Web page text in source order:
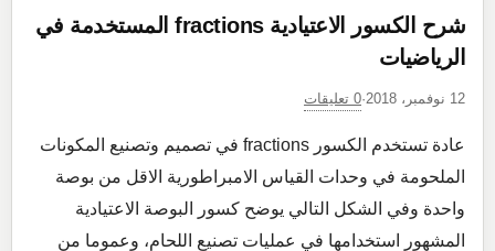
شرح الكسور الاعتيادية fractions المستخدمة في
الرياضيات
12 نوفمبر، 2018 ·0 تعليقات
عادة تستخدم الكسور fractions في تصميم وتصنيع المكونات
الملحومة في وحدات القياس الامبراطورية الاقل من بوصة
واحدة وفي الشكل التالي يوضح كسور البوصة الاعتيادية
المشهور استخدامها في عمليات تصنيع اللحام، وعموما من